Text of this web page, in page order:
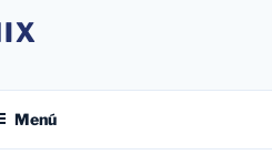
Menú